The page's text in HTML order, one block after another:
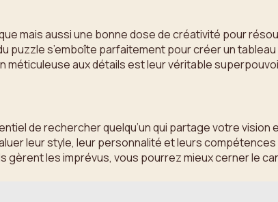
mais aussi une bonne dose de créativité pour
s’emboîte parfaitement pour créer un
méticuleuse aux détails est leur véritable
de rechercher quelqu’un qui partage votre
leur style, leur personnalité et leurs
les imprévus, vous pourrez mieux cerner le